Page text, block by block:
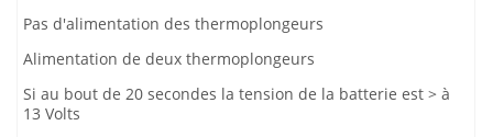
Pas d'alimentation des thermoplongeurs
Alimentation de deux thermoplongeurs
Si au bout de 20 secondes la tension de la batterie est > à
13 Volts